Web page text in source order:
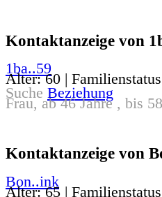
Kontaktanzeige von
1ba..59
Alter: 60 |
Suche Beziehung
Frau, ab 46 Jahre , bis
Kontaktanzeige von
Bon..ink
Alter: 65 |